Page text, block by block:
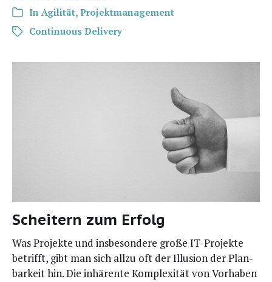
In Agilität, Projektmanagement
Continuous Delivery
Scheitern zum Erfolg
Was Pro­jek­te und ins­be­son­de­re gro­ße IT-Pro­­jek­­te
betrifft, gibt man sich all­zu oft der Illu­si­on der Plan­
bar­keit hin. Die inhä­ren­te Kom­ple­xi­tät von Vor­ha­ben